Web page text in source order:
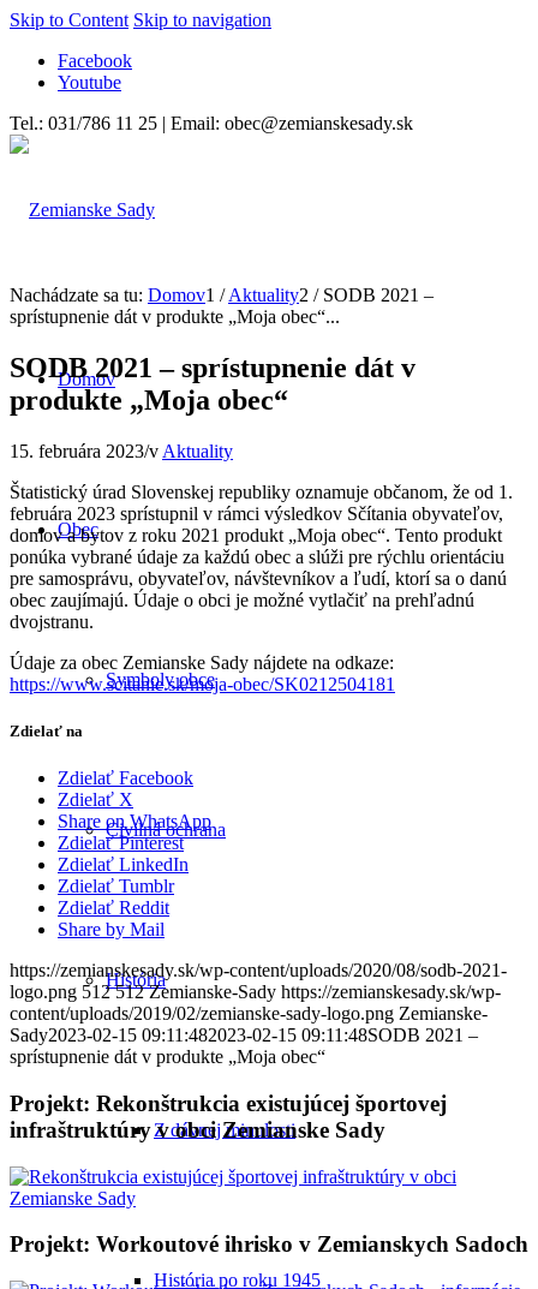
Skip to Content Skip to navigation
Facebook
Youtube
Tel.: 031/786 11 25 | Email: obec@zemianskesady.sk
Domov
Obec
Symboly obce
Civilná ochrana
História
Z dávnej minulosti
História po roku 1945
Nachádzate sa tu: Domov1 / Aktuality2 / SODB 2021 –
sprístupnenie dát v produkte „Moja obec“...
SODB 2021 – sprístupnenie dát v
produkte „Moja obec“
15. februára 2023/v Aktuality
Štatistický úrad Slovenskej republiky oznamuje občanom, že od 1.
februára 2023 sprístupnil v rámci výsledkov Sčítania obyvateľov,
domov a bytov z roku 2021 produkt „Moja obec“. Tento produkt
ponúka vybrané údaje za každú obec a slúži pre rýchlu orientáciu
pre samosprávu, obyvateľov, návštevníkov a ľudí, ktorí sa o danú
obec zaujímajú. Údaje o obci je možné vytlačiť na prehľadnú
dvojstranu.
Údaje za obec Zemianske Sady nájdete na odkaze:
https://www.scitanie.sk/moja-obec/SK0212504181
Zdielať na
Zdielať Facebook
Zdielať X
Share on WhatsApp
Zdielať Pinterest
Zdielať LinkedIn
Zdielať Tumblr
Zdielať Reddit
Share by Mail
https://zemianskesady.sk/wp-content/uploads/2020/08/sodb-2021-
logo.png 512 512 Zemianske-Sady https://zemianskesady.sk/wp-
content/uploads/2019/02/zemianske-sady-logo.png Zemianske-
Sady2023-02-15 09:11:482023-02-15 09:11:48SODB 2021 –
sprístupnenie dát v produkte „Moja obec“
Projekt: Rekonštrukcia existujúcej športovej
infraštruktúry v obci Zemianske Sady
Projekt: Workoutové ihrisko v Zemianskych Sadoch